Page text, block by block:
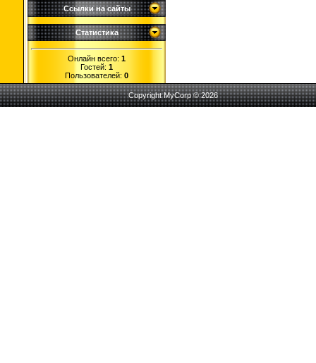
Ссылки на сайты
Статистика
Онлайн всего: 1
Гостей: 1
Пользователей: 0
Copyright MyCorp © 2026